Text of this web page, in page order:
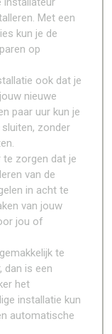
Met een
kun je de
op
ook dat je
nieuwe
paar uur kun je
zonder
te zorgen dat je
van de
in acht te
van jouw
jou of
te
dan is een
het
installatie kun
automatische